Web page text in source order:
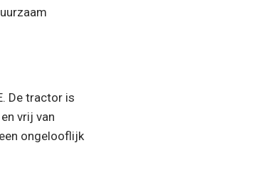
De tractor is
vrij van
ongelooflijk